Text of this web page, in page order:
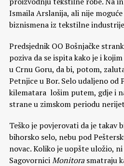
Ismaila Arslanija, ali nije
biznismena iz tekstilne
Predsjednik OO Bošnjačke
poziva da se ispita kako je i
u Crnu Goru, da bi, potom,
Petnjice u Bor. Selo udaljeno od
kilematara lošim putem, gdje i
strane u zimskom periodu
Teško je povjerovati da je takav
bihorsko selo, nebu pod
novac. Koliko je uopšte uložio,
SagovorniciMonitorasmatraju